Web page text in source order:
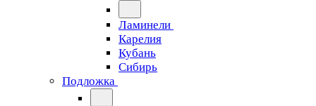
Ламинели
Карелия
Кубань
Сибирь
Подложка